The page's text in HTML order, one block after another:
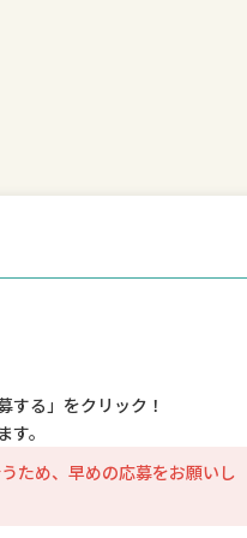
する」をクリック！
。​
ため、早めの応募をお願いし